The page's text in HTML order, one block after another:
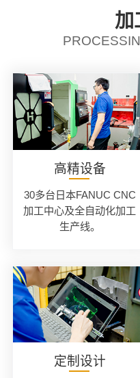
加
高精设备
30多台日本FANUC CNC
加工中心及全自动化加工
生产线。
定制设计